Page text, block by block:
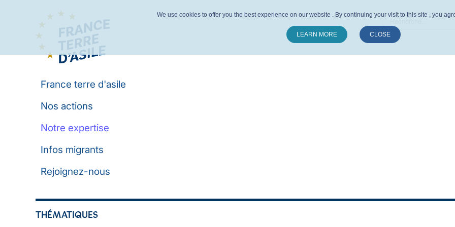
France terre d'asile
Nos actions
Notre expertise
Infos migrants
Rejoignez-nous
THÉMATIQUES
We use cookies to offer you the best experience on our website . By continuing your visit to this site , you
LEARN MORE CLOSE